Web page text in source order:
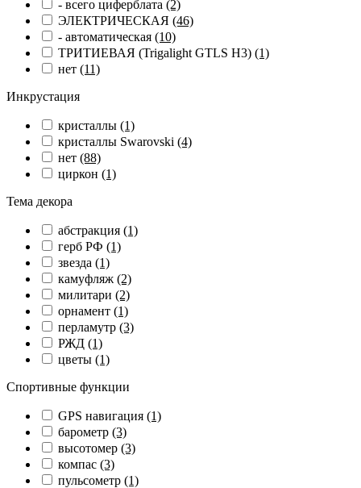
- всего циферблата (2)
ЭЛЕКТРИЧЕСКАЯ (46)
- автоматическая (10)
ТРИТИЕВАЯ (Trigalight GTLS H3) (1)
нет (11)
Инкрустация
кристаллы (1)
кристаллы Swarovski (4)
нет (88)
циркон (1)
Тема декора
абстракция (1)
герб РФ (1)
звезда (1)
камуфляж (2)
милитари (2)
орнамент (1)
перламутр (3)
РЖД (1)
цветы (1)
Спортивные функции
GPS навигация (1)
барометр (3)
высотомер (3)
компас (3)
пульсометр (1)